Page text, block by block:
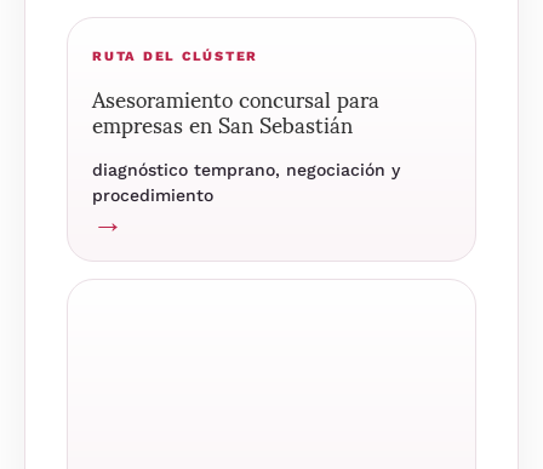
RUTA DEL CLÚSTER
Asesoramiento concursal para
empresas en San Sebastián
diagnóstico temprano, negociación y
procedimiento
→